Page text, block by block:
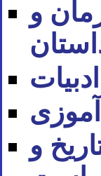
و
ادبیات
و